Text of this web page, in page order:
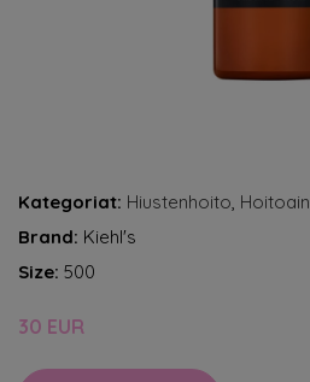
Kategoriat: Hiustenhoito,
Brand: Kiehl's
Size: 500
30 EUR